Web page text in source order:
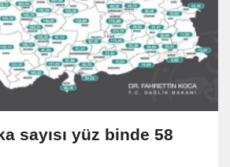
sayısı yüz binde 58